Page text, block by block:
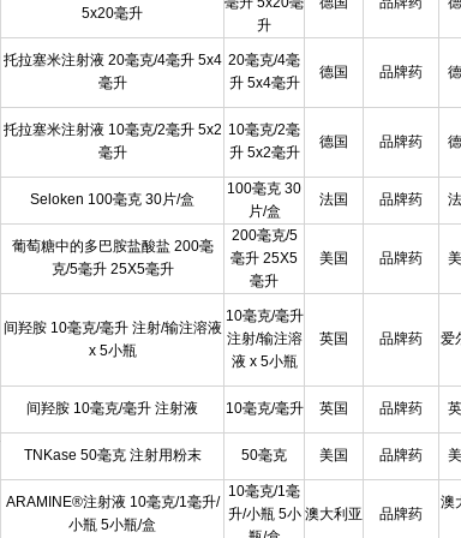
5x20毫升
升
托拉塞米注射液 20毫克/4毫升 5x4
毫升
20毫克/4毫
升 5x4毫升
德国 品牌药
托拉塞米注射液 10毫克/2毫升 5x2
毫升
10毫克/2毫
升 5x2毫升
德国 品牌药
Seloken 100毫克 30片/盒
100毫克 30
片/盒
法国 品牌药
葡萄糖中的多巴胺盐酸盐 200毫
克/5毫升 25X5毫升
200毫克/5
毫升 25X5
毫升
美国 品牌药
间羟胺 10毫克/毫升 注射/输注溶液
x 5小瓶
10毫克/毫升
注射/输注溶
液 x 5小瓶
英国 品牌药 爱
间羟胺 10毫克/毫升 注射液 10毫克/毫升 英国 品牌药
TNKase 50毫克 注射用粉末 50毫克 美国 品牌药
ARAMINE®注射液 10毫克/1毫升/
小瓶 5小瓶/盒
10毫克/1毫
升/小瓶 5小 澳大利亚 品牌药
澳